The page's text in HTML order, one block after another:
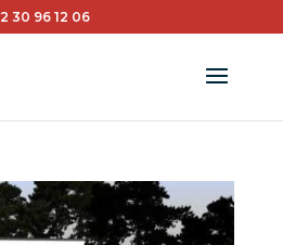
30 96 12 06